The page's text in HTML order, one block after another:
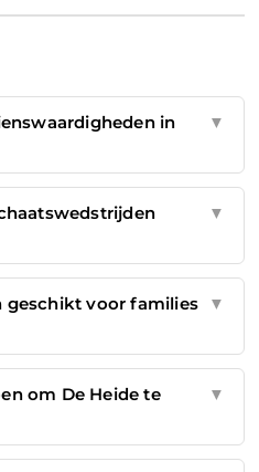
in
▼
▼
geschikt voor families
▼
om De Heide te
▼